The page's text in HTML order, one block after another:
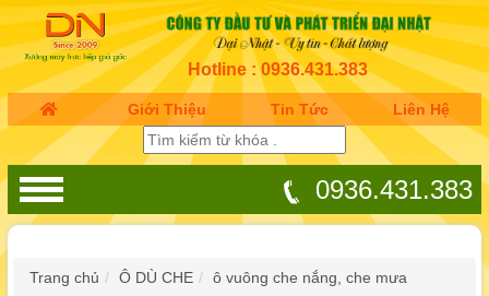
Hotline : 0936.431.383
Giới Thiệu Tin Tức Liên Hệ
0936.431.383
Trang chủ Ô DÙ CHE ô vuông che nắng, che mưa